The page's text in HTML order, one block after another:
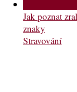
Jak poznat
znaky
Stravování